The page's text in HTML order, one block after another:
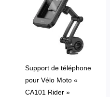
Support de téléphone
pour Vélo Moto «
CA101 Rider »